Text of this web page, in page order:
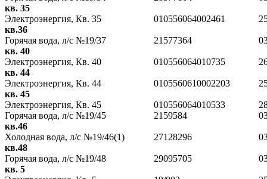
кв. 35
Электроэнергия, Кв. 35
010556064002461
кв.36
Горячая вода, л/с №19/37
21577364
кв. 40
Электроэнергия, Кв. 40
010556064010735
кв. 44
Электроэнергия, Кв. 44
0105560610002203
кв. 45
Электроэнергия, Кв. 45
010556064010533
Горячая вода, л/с №19/45
2159584
кв.46
Холодная вода, л/с №19/46(1)
27128296
кв.48
Горячая вода, л/с №19/48
29095705
кв. 5